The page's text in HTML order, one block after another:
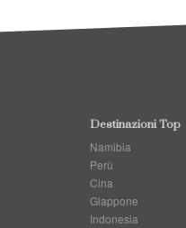
Destinazioni Top
Namibia
Perù
Cina
Giappone
Indonesia